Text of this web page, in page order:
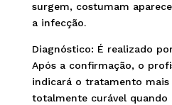
surgem, costumam
a infecção.
Diagnóstico: É realizado
Após a confirmação, o
indicará o tratamento mais
totalmente curável quando